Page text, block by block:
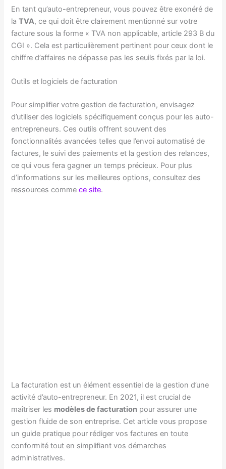
En tant qu’auto-entrepreneur, vous pouvez être exonéré de
laTVA, ce qui doit être clairement mentionné sur votre
facture sous la forme « TVA non applicable, article 293 B du
CGI ». Cela est particulièrement pertinent pour ceux dont le
chiffre d’affaires ne dépasse pas les seuils fixés par la loi.
Outils et logiciels de facturation
Pour simplifier votre gestion de facturation, envisagez
d’utiliser des logiciels spécifiquement conçus pour les auto-
entrepreneurs. Ces outils offrent souvent des
fonctionnalités avancées telles que l’envoi automatisé de
factures, le suivi des paiements et la gestion des relances,
ce qui vous fera gagner un temps précieux. Pour plus
d’informations sur les meilleures options, consultez des
ressources commece site.
La facturation est un élément essentiel de la gestion d’une
activité d’auto-entrepreneur. En 2021, il est crucial de
maîtriser les modèles de facturation pour assurer une
gestion fluide de son entreprise. Cet article vous propose
un guide pratique pour rédiger vos factures en toute
conformité tout en simplifiant vos démarches
administratives.